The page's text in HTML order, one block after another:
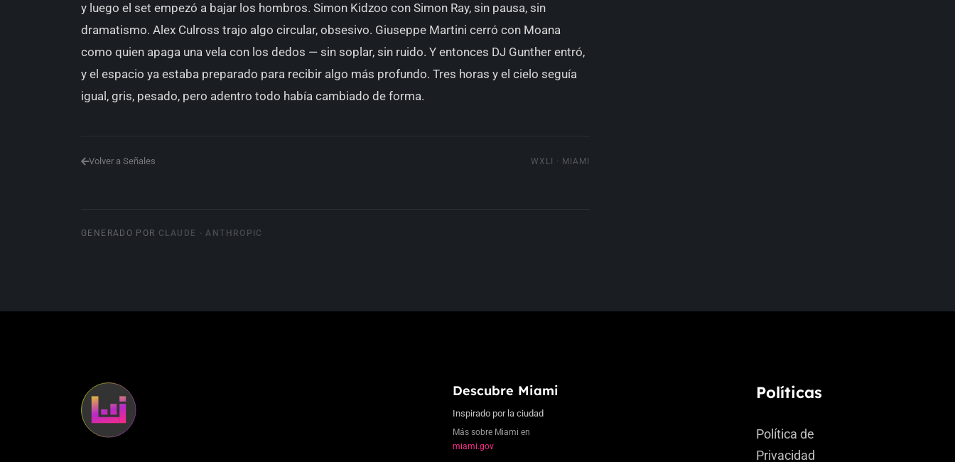
y luego el set empezó a bajar los hombros. Simon Kidzoo con Simon Ray, sin pausa, sin
dramatismo. Alex Culross trajo algo circular, obsesivo. Giuseppe Martini cerró con Moana
como quien apaga una vela con los dedos — sin soplar, sin ruido. Y entonces DJ Gunther entró,
y el espacio ya estaba preparado para recibir algo más profundo. Tres horas y el cielo seguía
igual, gris, pesado, pero adentro todo había cambiado de forma.
Volver a Señales WXLI · MIAMI
GENERADO POR CLAUDE · ANTHROPIC
Descubre Miami
Inspirado por la ciudad
Más sobre Miami en
miami.gov
Políticas
Política de
Privacidad